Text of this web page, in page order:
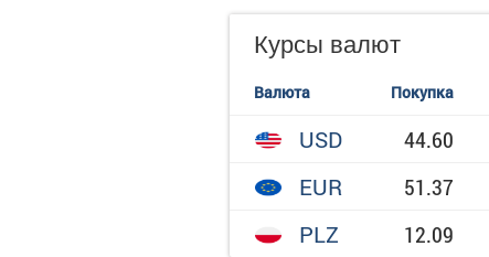
Курсы валют
Валюта Покупка
USD 44.60
EUR
51.37
PLZ
12.09